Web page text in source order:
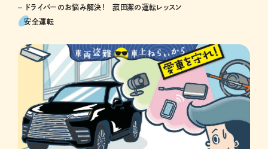
ドライバーのお悩み解決！ 菰田潔の運転レッスン
安全運転